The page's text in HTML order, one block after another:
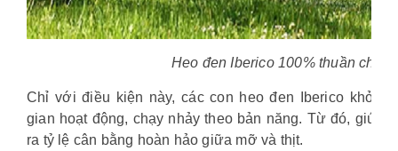
Heo đen Iberico 100% thuần
Chỉ với điều kiện này, các con heo đen Iberico khỏe
gian hoạt động, chạy nhảy theo bản năng. Từ đó, giúp
ra tỷ lệ cân bằng hoàn hảo giữa mỡ và thịt.